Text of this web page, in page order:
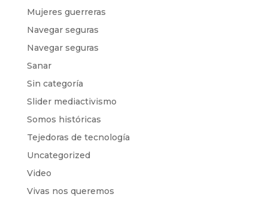
Mujeres guerreras
Navegar seguras
Navegar seguras
Sanar
Sin categoría
Slider mediactivismo
Somos históricas
Tejedoras de tecnología
Uncategorized
Video
Vivas nos queremos